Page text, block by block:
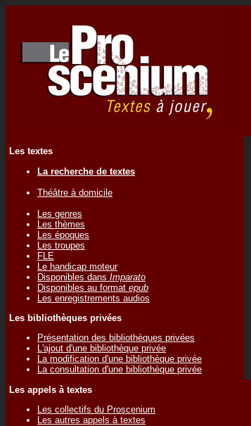
Les textes
La recherche de textes
Théâtre à domicile
Les genres
Les thèmes
Les époques
Les troupes
FLE
Le handicap moteur
Disponibles dans Imparato
Disponibles au format epub
Les enregistrements audios
Les bibliothèques privées
Présentation des bibliothèques privées
L'ajout d'une bibliothèque privée
La modification d'une bibliothèque privée
La consultation d'une bibliothèque privée
Les appels à textes
Les collectifs du Proscenium
Les autres appels à textes